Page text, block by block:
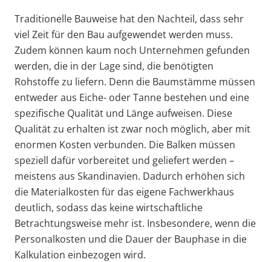
Traditionelle Bauweise hat den Nachteil, dass sehr
viel Zeit für den Bau aufgewendet werden muss.
Zudem können kaum noch Unternehmen gefunden
werden, die in der Lage sind, die benötigten
Rohstoffe zu liefern. Denn die Baumstämme müssen
entweder aus Eiche- oder Tanne bestehen und eine
spezifische Qualität und Länge aufweisen. Diese
Qualität zu erhalten ist zwar noch möglich, aber mit
enormen Kosten verbunden. Die Balken müssen
speziell dafür vorbereitet und geliefert werden –
meistens aus Skandinavien. Dadurch erhöhen sich
die Materialkosten für das eigene Fachwerkhaus
deutlich, sodass das keine wirtschaftliche
Betrachtungsweise mehr ist. Insbesondere, wenn die
Personalkosten und die Dauer der Bauphase in die
Kalkulation einbezogen wird.